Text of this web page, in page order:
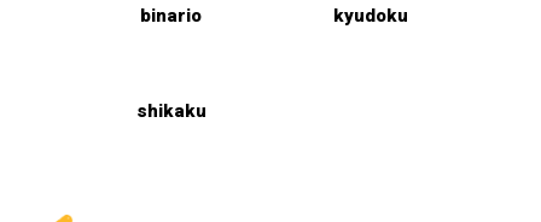
binario kyudoku
shikaku